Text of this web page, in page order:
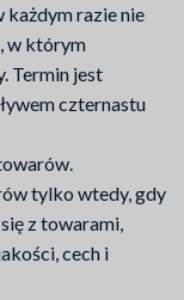
każdym razie nie
w którym
Termin jest
czternastu
tylko wtedy, gdy
z towarami,
cech i